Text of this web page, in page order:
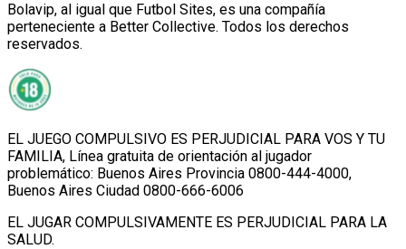
Bolavip, al igual que Futbol Sites, es una compañía
perteneciente a Better Collective. Todos los derechos
reservados.
EL JUEGO COMPULSIVO ES PERJUDICIAL PARA VOS Y TU
FAMILIA, Línea gratuita de orientación al jugador
problemático: Buenos Aires Provincia 0800-444-4000,
Buenos Aires Ciudad 0800-666-6006
EL JUGAR COMPULSIVAMENTE ES PERJUDICIAL PARA LA
SALUD.